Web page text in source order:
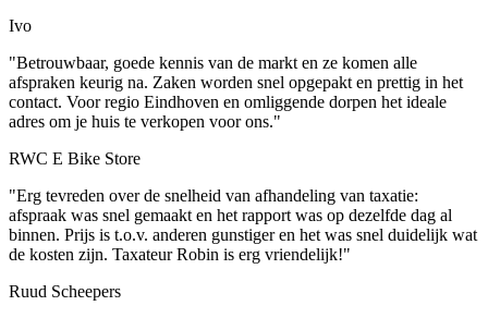
Ivo
"Betrouwbaar, goede kennis van de markt en ze komen alle
afspraken keurig na. Zaken worden snel opgepakt en prettig in het
contact. Voor regio Eindhoven en omliggende dorpen het ideale
adres om je huis te verkopen voor ons."
RWC E Bike Store
"Erg tevreden over de snelheid van afhandeling van taxatie:
afspraak was snel gemaakt en het rapport was op dezelfde dag al
binnen. Prijs is t.o.v. anderen gunstiger en het was snel duidelijk wat
de kosten zijn. Taxateur Robin is erg vriendelijk!"
Ruud Scheepers